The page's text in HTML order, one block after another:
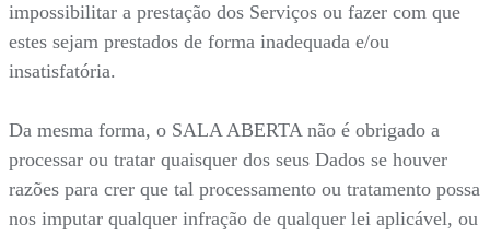
impossibilitar a prestação dos Serviços ou fazer com que
estes sejam prestados de forma inadequada e/ou
insatisfatória.
Da mesma forma, o SALA ABERTA não é obrigado a
processar ou tratar quaisquer dos seus Dados se houver
razões para crer que tal processamento ou tratamento possa
nos imputar qualquer infração de qualquer lei aplicável, ou